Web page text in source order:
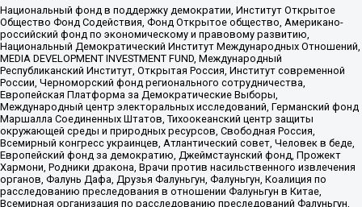
Национальный фонд в поддержку демократии, Институт Открытое
Общество Фонд Содействия, Фонд Открытое общество, Американо-
российский фонд по экономическому и правовому развитию,
Национальный Демократический Институт Международных Отношений,
MEDIA DEVELOPMENT INVESTMENT FUND, Международный
Республиканский Институт, Открытая Россия, Институт современной
России, Черноморский фонд регионального сотрудничества,
Европейская Платформа за Демократические Выборы,
Международный центр электоральных исследований, Германский фонд
Маршалла Соединенных Штатов, Тихоокеанский центр защиты
окружающей среды и природных ресурсов, Свободная Россия,
Всемирный конгресс украинцев, Атлантический совет, Человек в беде,
Европейский фонд за демократию, Джеймстаунский фонд, Прожект
Хармони, Родники дракона, Врачи против насильственного извлечения
органов, Фалунь Дафа, Друзья Фалуньгун, Фалуньгун, Коалиция по
расследованию преследования в отношении Фалуньгун в Китае,
Всемирная организация по расследованию преследований Фалуньгун,